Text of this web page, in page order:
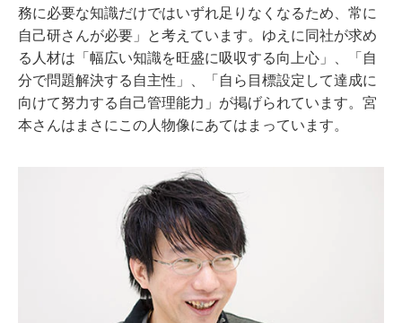
務に必要な知識だけではいずれ足りなくなるため、常に
自己研さんが必要」と考えています。ゆえに同社が求め
る人材は「幅広い知識を旺盛に吸収する向上心」、「自
分で問題解決する自主性」、「自ら目標設定して達成に
向けて努力する自己管理能力」が掲げられています。宮
本さんはまさにこの人物像にあてはまっています。